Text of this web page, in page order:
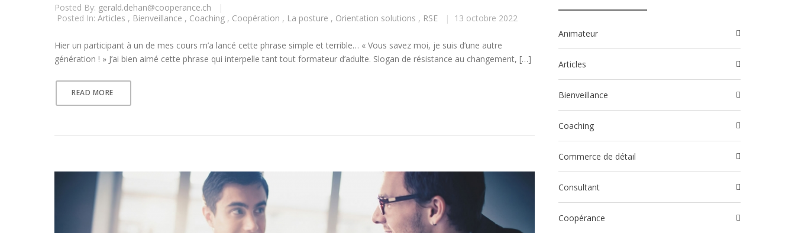
Posted By: gerald.dehan@cooperance.ch
|
Posted In: Articles , Bienveillance , Coaching , Coopération , La posture , Orientation solutions , RSE | 13 octobre 2022
Hier un participant à un de mes cours m’a lancé cette phrase simple et terrible… « Vous savez moi, je suis d’une autre
génération ! » J’ai bien aimé cette phrase qui interpelle tant tout formateur d’adulte. Slogan de résistance au changement, […]
READ MORE
Animateur
Articles
Bienveillance
Coaching
Commerce de détail
Consultant
Coopérance